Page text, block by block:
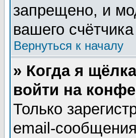
запрещено, и
вашего
Вернуться к началу
» Когда я
войти на
Только
email-